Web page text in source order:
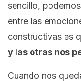
sencillo,
entre las
constructivas es
y las otras nos
Cuando nos